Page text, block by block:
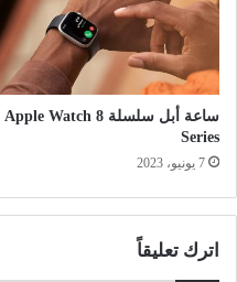
ساعة أبل سلسلة 8 Apple Watch
Series
7 يونيو، 2023
اترك تعليقاً